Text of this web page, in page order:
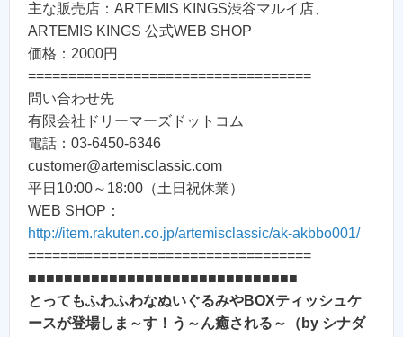
主な販売店：ARTEMIS KINGS渋谷マルイ店、
ARTEMIS KINGS 公式WEB SHOP
価格：2000円
===================================
問い合わせ先
有限会社ドリーマーズドットコム
電話：03-6450-6346
customer@artemisclassic.com
平日10:00～18:00（土日祝休業）
WEB SHOP：
http://item.rakuten.co.jp/artemisclassic/ak-akbbo001/
===================================
■■■■■■■■■■■■■■■■■■■■■■■■■■■■■■
とってもふわふわなぬいぐるみやBOXティッシュケ
ースが登場しま～す！う～ん癒される～（by シナダ